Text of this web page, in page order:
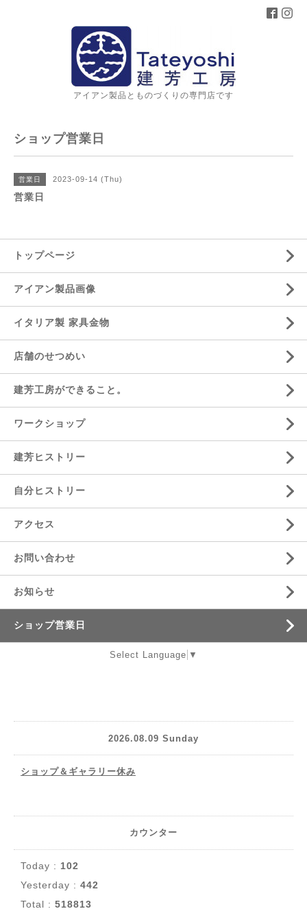
アイアン製品とものづくりの専門店です
ショップ営業日
営業日 2023-09-14 (Thu)
営業日
トップページ
アイアン製品画像
イタリア製 家具金物
店舗のせつめい
建芳工房ができること。
ワークショップ
建芳ヒストリー
自分ヒストリー
アクセス
お問い合わせ
お知らせ
ショップ営業日
Select Language ▼
2026.08.09 Sunday
ショップ＆ギャラリー休み
カウンター
Today : 102
Yesterday : 442
Total : 518813